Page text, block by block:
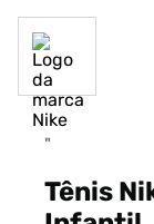
"
Tênis